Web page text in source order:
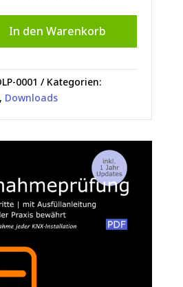
In den Warenkorb
0001
Kategorien:
, Downloads